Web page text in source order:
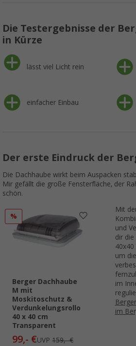
Die Testergebnisse der
in Kürze
lässt viel Licht rein
einfacher Einbau
Der erste Eindruck der
Die Dachhaube wirkt beim Auspacken
Mir gefällt die große Fensterfläche, der
schön.
%
Berger Dachhaube
M mit
Moskitoschutz &
Verdunkelungsrollo
40 x 40 cm
Transparent
99,- €UVP 159,- €
Mit
und
dir
um
im
im